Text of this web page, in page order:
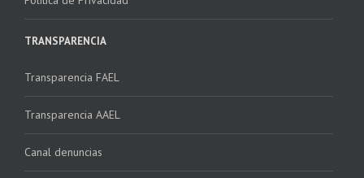
TRANSPARENCIA
Transparencia FAEL
Transparencia AAEL
Canal denuncias